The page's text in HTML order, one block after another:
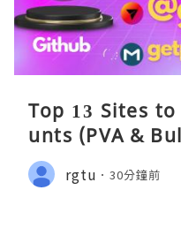
Top 13 Sites
unts (PVA &
rgtu 30分鐘前